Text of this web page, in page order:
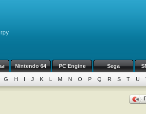
Nintendo 64 PC Engine Sega
G H I J K L M N O P Q R S T U